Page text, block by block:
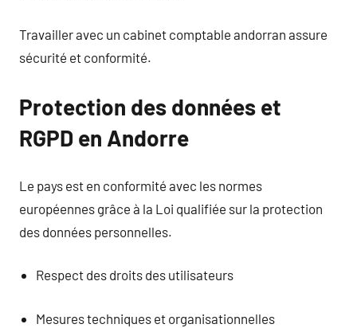
Travailler avec un cabinet comptable andorran assure
sécurité et conformité.
Protection des données et
RGPD en Andorre
Le pays est en conformité avec les normes
européennes grâce à la Loi qualifiée sur la protection
des données personnelles.
Respect des droits des utilisateurs
Mesures techniques et organisationnelles